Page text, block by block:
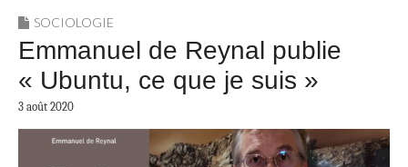
SOCIOLOGIE
Emmanuel de Reynal publie
« Ubuntu, ce que je suis »
3 août 2020